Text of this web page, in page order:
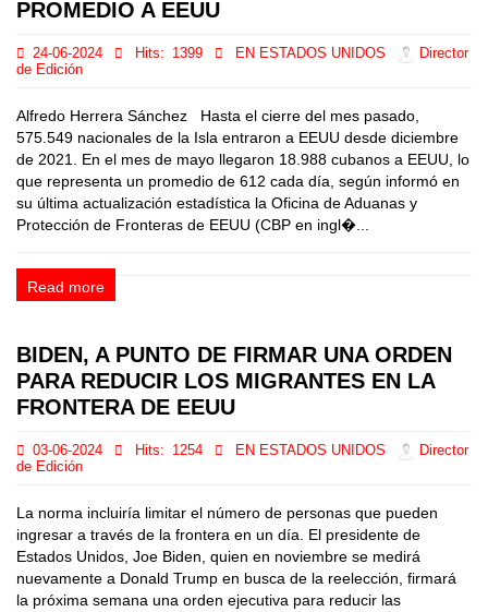
PROMEDIO A EEUU
24-06-2024 Hits: 1399 EN ESTADOS UNIDOS
Director
de Edición
Alfredo Herrera Sánchez Hasta el cierre del mes pasado,
575.549 nacionales de la Isla entraron a EEUU desde diciembre
de 2021. En el mes de mayo llegaron 18.988 cubanos a EEUU, lo
que representa un promedio de 612 cada día, según informó en
su última actualización estadística la Oficina de Aduanas y
Protección de Fronteras de EEUU (CBP en ingl�...
Read more
BIDEN, A PUNTO DE FIRMAR UNA ORDEN
PARA REDUCIR LOS MIGRANTES EN LA
FRONTERA DE EEUU
03-06-2024 Hits: 1254 EN ESTADOS UNIDOS
Director
de Edición
La norma incluiría limitar el número de personas que pueden
ingresar a través de la frontera en un día. El presidente de
Estados Unidos, Joe Biden, quien en noviembre se medirá
nuevamente a Donald Trump en busca de la reelección, firmará
la próxima semana una orden ejecutiva para reducir las